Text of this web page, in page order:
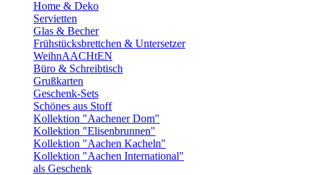
Home & Deko
Servietten
Glas & Becher
Frühstücksbrettchen & Untersetzer
WeihnAACHtEN
Büro & Schreibtisch
Grußkarten
Geschenk-Sets
Schönes aus Stoff
Kollektion "Aachener Dom"
Kollektion "Elisenbrunnen"
Kollektion "Aachen Kacheln"
Kollektion "Aachen International"
als Geschenk